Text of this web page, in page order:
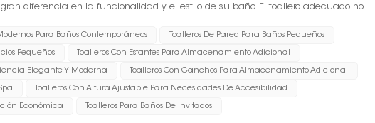
diferencia en la funcionalidad y el estilo de su baño. El toallero adecuado no
Para Baños Contemporáneos Toalleros De Pared Para Baños Pequeños
Pequeños Toalleros Con Estantes Para Almacenamiento Adicional
Elegante Y Moderna Toalleros Con Ganchos Para Almacenamiento Adicional
Toalleros Con Altura Ajustable Para Necesidades De Accesibilidad
Económica Toalleros Para Baños De Invitados